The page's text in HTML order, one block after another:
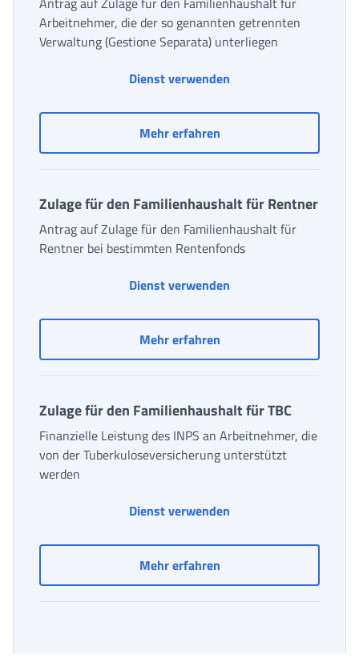
Arbeitnehmer, die der so genannten getrennten
Verwaltung (Gestione Separata) unterliegen
Dienst verwenden
Mehr erfahrenZulage für den
Zulage für den Familienhaushalt für Rentner
Antrag auf Zulage für den Familienhaushalt für
Rentner bei bestimmten Rentenfonds
Dienst verwenden
Mehr erfahrenZulage für den
Zulage für den Familienhaushalt für TBC
Finanzielle Leistung des INPS an Arbeitnehmer, die
von der Tuberkuloseversicherung unterstützt
werden
Dienst verwenden
Mehr erfahrenZulage für den